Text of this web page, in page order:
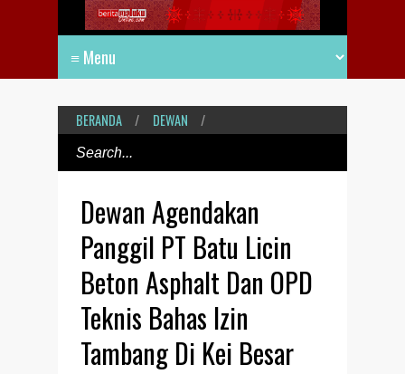
BERANDA / DEWAN /
Dewan Agendakan
Panggil PT Batu Licin
Beton Asphalt Dan OPD
Teknis Bahas Izin
Tambang Di Kei Besar